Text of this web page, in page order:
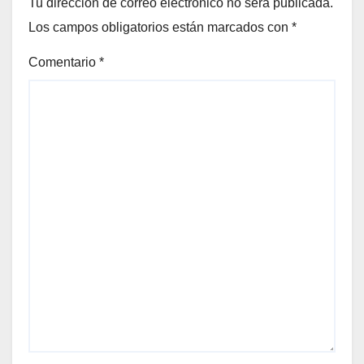
Tu dirección de correo electrónico no será publicada.
Los campos obligatorios están marcados con *
Comentario *